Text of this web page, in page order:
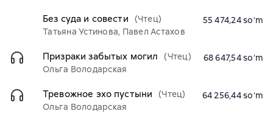
Без суда и совести
(Чтец)
Татьяна Устинова, Павел Астахов
55 474,24 soʻm
Призраки забытых могил
(Чтец)
Ольга Володарская
68 647,54 soʻm
Тревожное эхо пустыни
(Чтец)
Ольга Володарская
64 256,44 soʻm